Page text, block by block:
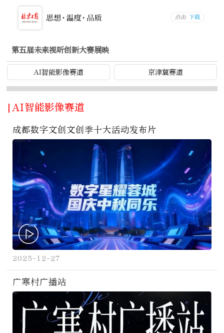
第五届未来视听创新大赛展映
AI智能影像赛道 京津冀赛道
|AI智能影像赛道
成都数字文创文创季十大活动发布片
2025-12-27
广寒村广播站